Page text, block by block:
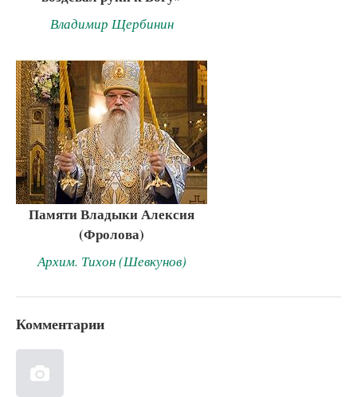
Владимир Щербинин
Памяти Владыки Алексия
(Фролова)
Архим. Тихон (Шевкунов)
Комментарии